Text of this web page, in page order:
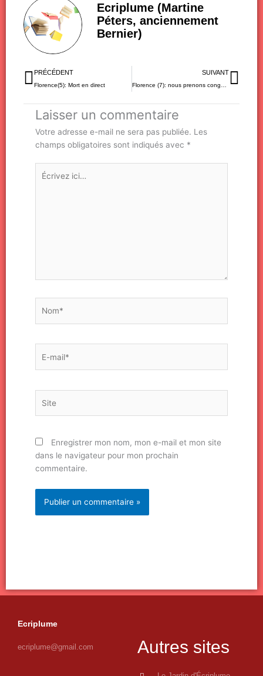
Ecriplume (Martine
Péters, anciennement
Bernier)
Précédent
PRÉCÉDENT
Florence(5): Mort en direct
SUIVANT
Laisser un commentaire
Votre adresse e-mail ne sera pas publiée. Les
champs obligatoires sont indiqués avec *
Écrivez
ici…
mail*
Enregistrer mon nom, mon e-mail et mon site
dans le navigateur pour mon prochain
commentaire.
Ecriplume
ecriplume@gmail.com Autres sites